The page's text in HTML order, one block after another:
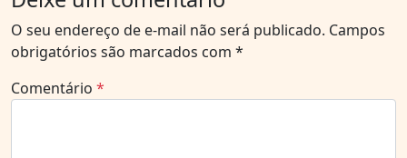
O seu endereço de e-mail não será publicado. Campos
obrigatórios são marcados com *
Comentário *